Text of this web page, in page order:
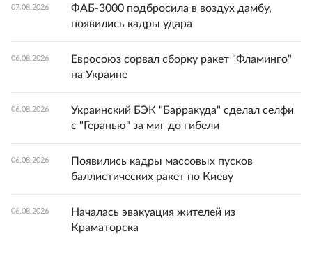
07.08.2026
ФАБ-3000 подбросила в воздух дамбу,
появились кадры удара
06.08.2026
Евросоюз сорвал сборку ракет "Фламинго"
на Украине
06.08.2026
Украинский БЭК "Барракуда" сделал селфи
с "Геранью" за миг до гибели
06.08.2026
Появились кадры массовых пусков
баллистических ракет по Киеву
06.08.2026
Началась эвакуация жителей из
Краматорска